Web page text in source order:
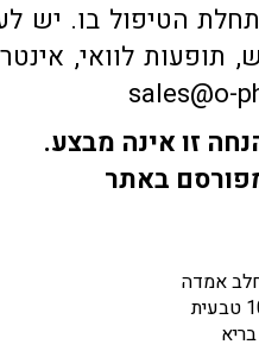
הטיפול בו. יש
לוואי,
זו אינה מבצע.
באתר
אמדה